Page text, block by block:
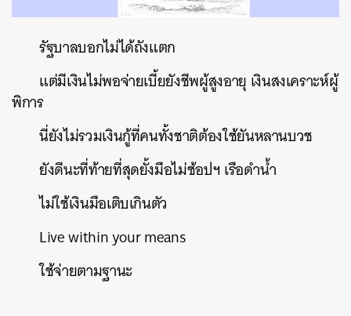
รัฐบาลบอกไม่ได้ถังแตก
แต่มีเงินไม่พอจ่ายเบี้ยยังชีพผู้สูงอายุ เงินสงเคราะห์ผู้
พิการ
นี่ยังไม่รวมเงินกู้ที่คนทั้งชาติต้องใช้ยันหลานบวช
ยังดีนะที่ท้ายที่สุดยั้งมือไม่ช้อปฯ เรือดำน้ำ
ไม่ใช้เงินมือเติบเกินตัว
Live within your means
ใช้จ่ายตามฐานะ